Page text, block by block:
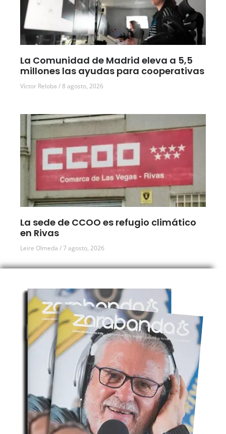
La Comunidad de Madrid eleva a 5,5
millones las ayudas para cooperativas
Víctor Reloba 8 agosto, 2026
La sede de CCOO es refugio climático
en Rivas
Leire Olmeda 7 agosto, 2026